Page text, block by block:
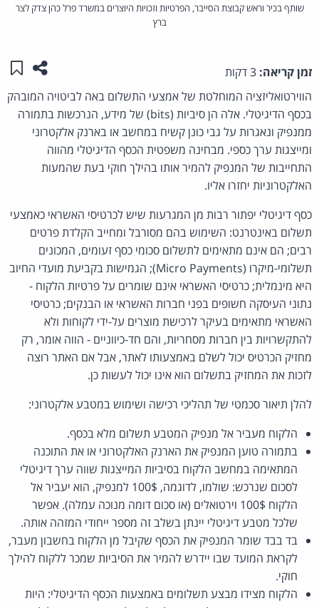
שותף בכיר וראש קבוצת הסייבר, הפרטיות וזכויות היוצרים במשרד פרל כהן צדק לצר
ברץ
זמן קריאה: שתפו
הווירטואליזציה המוחלטת של אמצעי התשלום באה לביטויה המובהק
בכסף הדיגיטלי. אלה הן סיביות (bits) של מידע, הנרכשות בתמורה
ממנפיק ונאגרות על גבי כונן קשיח במחשב או בארנק אלקטרוני
ומייצגות ערך כספי. מבחינה משפטית הכסף הדיגיטלי מהווה
התחייבות של המנפיק להמיר אותו בהילך חוקי בעת שהמעות
האלקטרוניות יחזרו אליו.
כסף דיגיטלי יפתור רבות מן המגרעות שיש לכרטיסי האשראי כאמצעי
תשלום באינטרנט: השימוש בהם מסורבל ומחייב הקלדת פרטים
רבים; הם אינם מתאימים לתשלום סכומי כסף זעומים, המכונים
תשלומי-מיקרו (Micro Payments); הגמישות בקביעת מועדי החיוב
היא מינמלית; כרטיסי האשראי אינם שומרים על פרטיות הלקוח -
נתוני העיסקה חשופים בפני חברות האשראי או הבנקים; כרטיסי
האשראי מתאימים בעיקר לרכישת מוצרים על-ידי לקוחות ולא
להתקשרויות בין חברות מסחריות, והם חד-כיווניים - הווה אומר, רק
מחזיק הכרטיס יכול לשלם באמצעותו לאתר, אבל אם האתר רוצה
לזכות את המחזיק בתשלום הוא אינו יכול לעשות כן.
להלן תיאור סכמטי של תהליכי רכישה ושימוש במטבע אלקטרוני:
הלקוח מעביר אל מנפיק המטבע תשלום מלא בכסף.
בתמורה טוען המנפיק את הארנק האלקטרוני או את התוכנה
המתאימה במחשב הלקוח בסיביות המייצגות שווה ערך דיגיטלי
לסכום שנרכש: שולמו, לדוגמה, 100$ למנפיק, הוא יעביר אל
הלקוח 100$ וירטואלים (או סכום דומה מנוכה עמלה). אפשר
שלכל מטבע דיגיטלי יינתן בשלב זה מספר ייחודי המזהה אותה.
בד בבד שומר המנפיק את הכסף שקיבל מן הלקוח בחשבון מעבר,
לקראת המועד שבו יידרש להמיר את הסיביות שמכר ללקוח להילך
חוקי.
הלקוח מצידו מבצע תשלומים באמצעות הכסף הדיגיטלי: היות